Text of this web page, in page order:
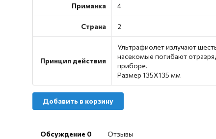
Приманка 4
Страна 2
Принцип действия
Ультрафиолет излучают
насекомые погибают
приборе.
Размер 135Х135 мм
Добавить в корзину
Обсуждение 0 Отзывы